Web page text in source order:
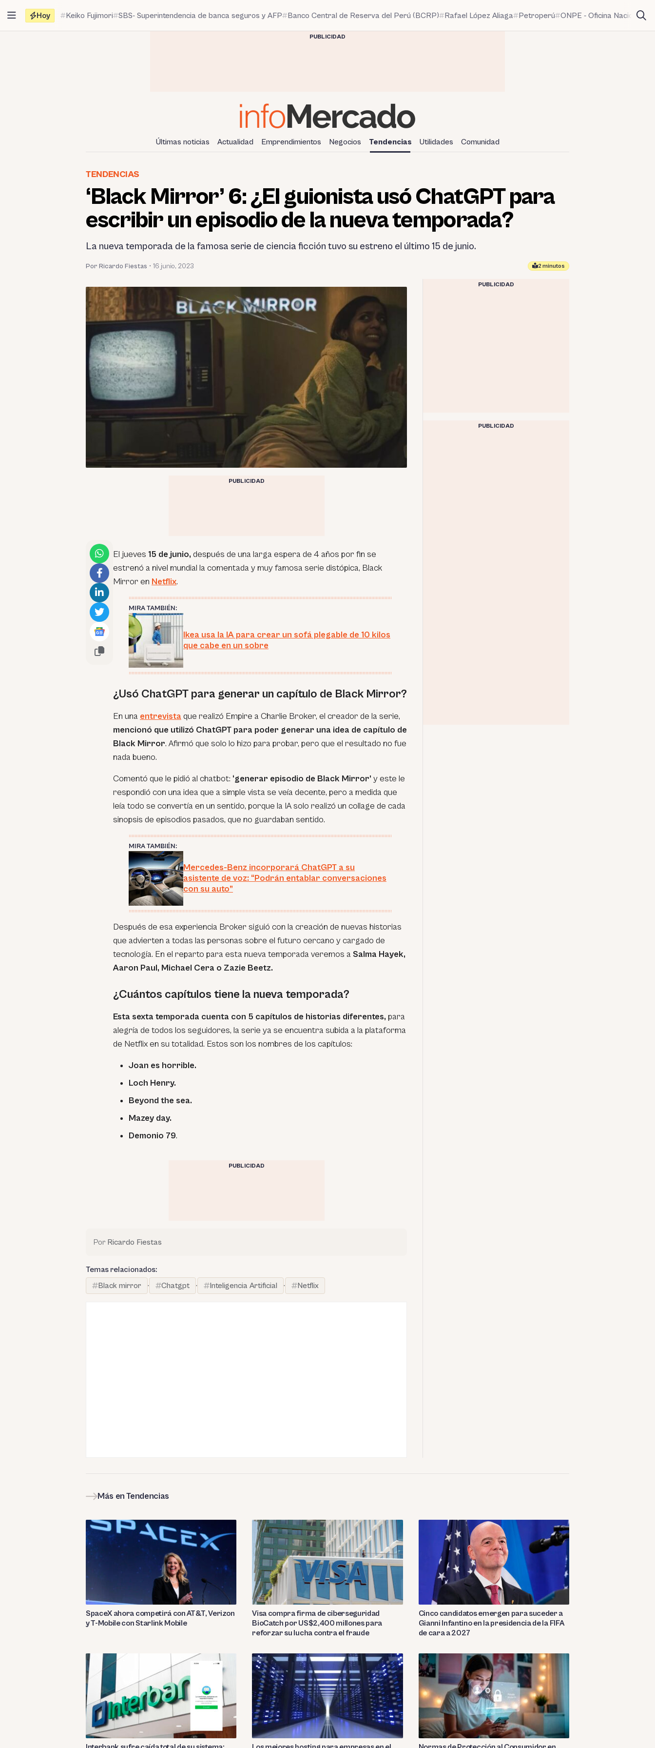
contenido
Hoy Keiko Fujimori SBS- Superintendencia de banca seguros y AFP Banco Central de Reserva del Perú (BCRP) Rafael López Aliaga Petroperú ONPE - Oficina Nacional
PUBLICIDAD
Últimas noticias Actualidad Emprendimientos Negocios Tendencias Utilidades Comunidad
TENDENCIAS
‘Black Mirror’ 6: ¿El guionista usó ChatGPT para
escribir un episodio de la nueva temporada?
La nueva temporada de la famosa serie de ciencia ficción tuvo su estreno el último 15 de junio.
Por Ricardo Fiestas • 16 junio, 2023 2 minutos
PUBLICIDAD
El jueves 15 de junio, después de una larga espera de 4 años por fin se
estrenó a nivel mundial la comentada y muy famosa serie distópica, Black
Mirror en Netflix.
MIRA TAMBIÉN:
Ikea usa la IA para crear un sofá plegable de 10 kilos
que cabe en un sobre
¿Usó ChatGPT para generar un capítulo de Black Mirror?
En una entrevista que realizó Empire a Charlie Broker, el creador de la serie,
mencionó que utilizó ChatGPT para poder generar una idea de capítulo de
Black Mirror. Afirmó que solo lo hizo para probar, pero que el resultado no fue
nada bueno.
Comentó que le pidió al chatbot: ‘generar episodio de Black Mirror’ y este le
respondió con una idea que a simple vista se veía decente, pero a medida que
leía todo se convertía en un sentido, porque la IA solo realizó un collage de cada
sinopsis de episodios pasados, que no guardaban sentido.
MIRA TAMBIÉN:
Mercedes-Benz incorporará ChatGPT a su
asistente de voz: “Podrán entablar conversaciones
con su auto”
Después de esa experiencia Broker siguió con la creación de nuevas historias
que advierten a todas las personas sobre el futuro cercano y cargado de
tecnología. En el reparto para esta nueva temporada veremos a Salma Hayek,
Aaron Paul, Michael Cera o Zazie Beetz.
¿Cuántos capítulos tiene la nueva temporada?
Esta sexta temporada cuenta con 5 capítulos de historias diferentes, para
alegría de todos los seguidores, la serie ya se encuentra subida a la plataforma
de Netflix en su totalidad. Estos son los nombres de los capítulos:
Joan es horrible.
Loch Henry.
Beyond the sea.
Mazey day.
Demonio 79.
PUBLICIDAD
Por Ricardo Fiestas
Temas relacionados:
Black mirror
· Chatgpt · Inteligencia Artificial · Netflix
PUBLICIDAD
PUBLICIDAD
Más en Tendencias
SpaceX ahora competirá con AT&T, Verizon
y T-Mobile con Starlink Mobile
Visa compra firma de ciberseguridad
BioCatch por US$2,400 millones para
reforzar su lucha contra el fraude
Cinco candidatos emergen para suceder a
Gianni Infantino en la presidencia de la FIFA
de cara a 2027